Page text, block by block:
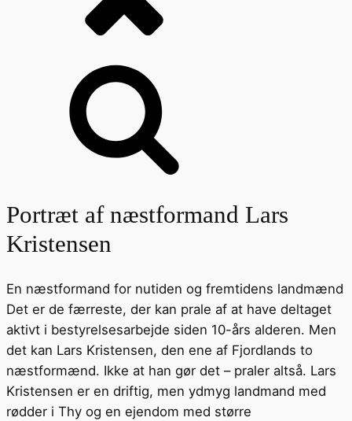
Portræt af næstformand Lars
Kristensen
En næstformand for nutiden og fremtidens landmænd
Det er de færreste, der kan prale af at have deltaget
aktivt i bestyrelsesarbejde siden 10-års alderen. Men
det kan Lars Kristensen, den ene af Fjordlands to
næstformænd. Ikke at han gør det – praler altså. Lars
Kristensen er en driftig, men ydmyg landmand med
rødder i Thy og en ejendom med større